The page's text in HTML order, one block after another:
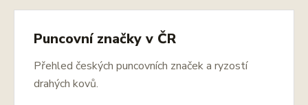
Puncovní značky v ČR
Přehled českých puncovních značek a ryzostí
drahých kovů.